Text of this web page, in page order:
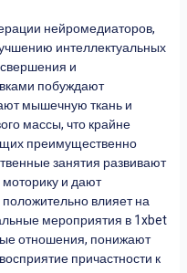
нейромедиаторов,
интеллектуальных
и
побуждают
мышечную ткань и
массы, что крайне
преимущественно
занятия развивают
и дают
влияет на
мероприятия в 1xbet
отношения, понижают
причастности к